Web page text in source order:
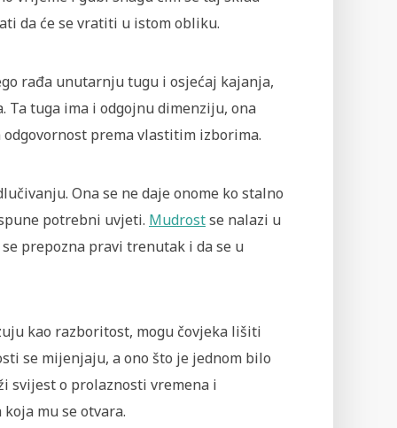
da će se vratiti u istom obliku.
rađa unutarnju tugu i osjećaj kajanja,
tuga ima i odgojnu dimenziju, ona
prema vlastitim izborima.
Ona se ne daje onome ko stalno
potrebni uvjeti. Mudrostse nalazi u
prepozna pravi trenutak i da se u
kao razboritost, mogu čovjeka lišiti
se mijenjaju, a ono što je jednom bilo
svijest o prolaznosti vremena i
mu se otvara.